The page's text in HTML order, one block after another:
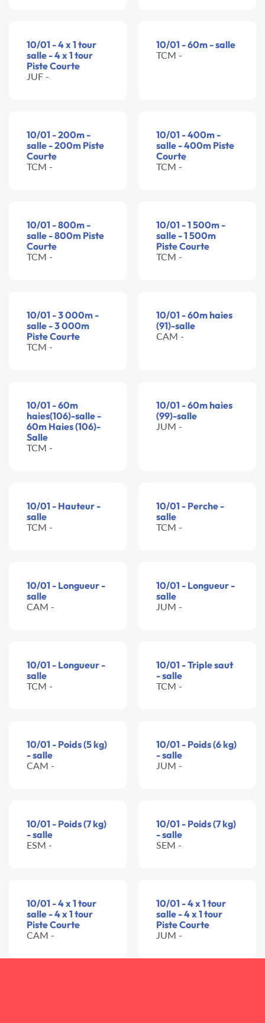
10/01 - 4 x 1 tour
salle - 4 x 1 tour
Piste Courte
JUF -
10/01 - 60m - salle
TCM -
10/01 - 200m -
salle - 200m Piste
Courte
TCM -
10/01 - 400m -
salle - 400m Piste
Courte
TCM -
10/01 - 800m -
salle - 800m Piste
Courte
TCM -
10/01 - 1 500m -
salle - 1 500m
Piste Courte
TCM -
10/01 - 3 000m -
salle - 3 000m
Piste Courte
TCM -
10/01 - 60m haies
(91)-salle
CAM -
10/01 - 60m
haies(106)-salle -
60m Haies (106)-
Salle
TCM -
10/01 - 60m haies
(99)-salle
JUM -
10/01 - Hauteur -
salle
TCM -
10/01 - Perche -
salle
TCM -
10/01 - Longueur -
salle
CAM -
10/01 - Longueur -
salle
JUM -
10/01 - Longueur -
salle
TCM -
10/01 - Triple saut
- salle
TCM -
10/01 - Poids (5 kg)
- salle
CAM -
10/01 - Poids (6 kg)
- salle
JUM -
10/01 - Poids (7 kg)
- salle
ESM -
10/01 - Poids (7 kg)
- salle
SEM -
10/01 - 4 x 1 tour
salle - 4 x 1 tour
Piste Courte
CAM -
10/01 - 4 x 1 tour
salle - 4 x 1 tour
Piste Courte
JUM -